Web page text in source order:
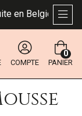
en Belgique dès
COMPTE PANIER
0